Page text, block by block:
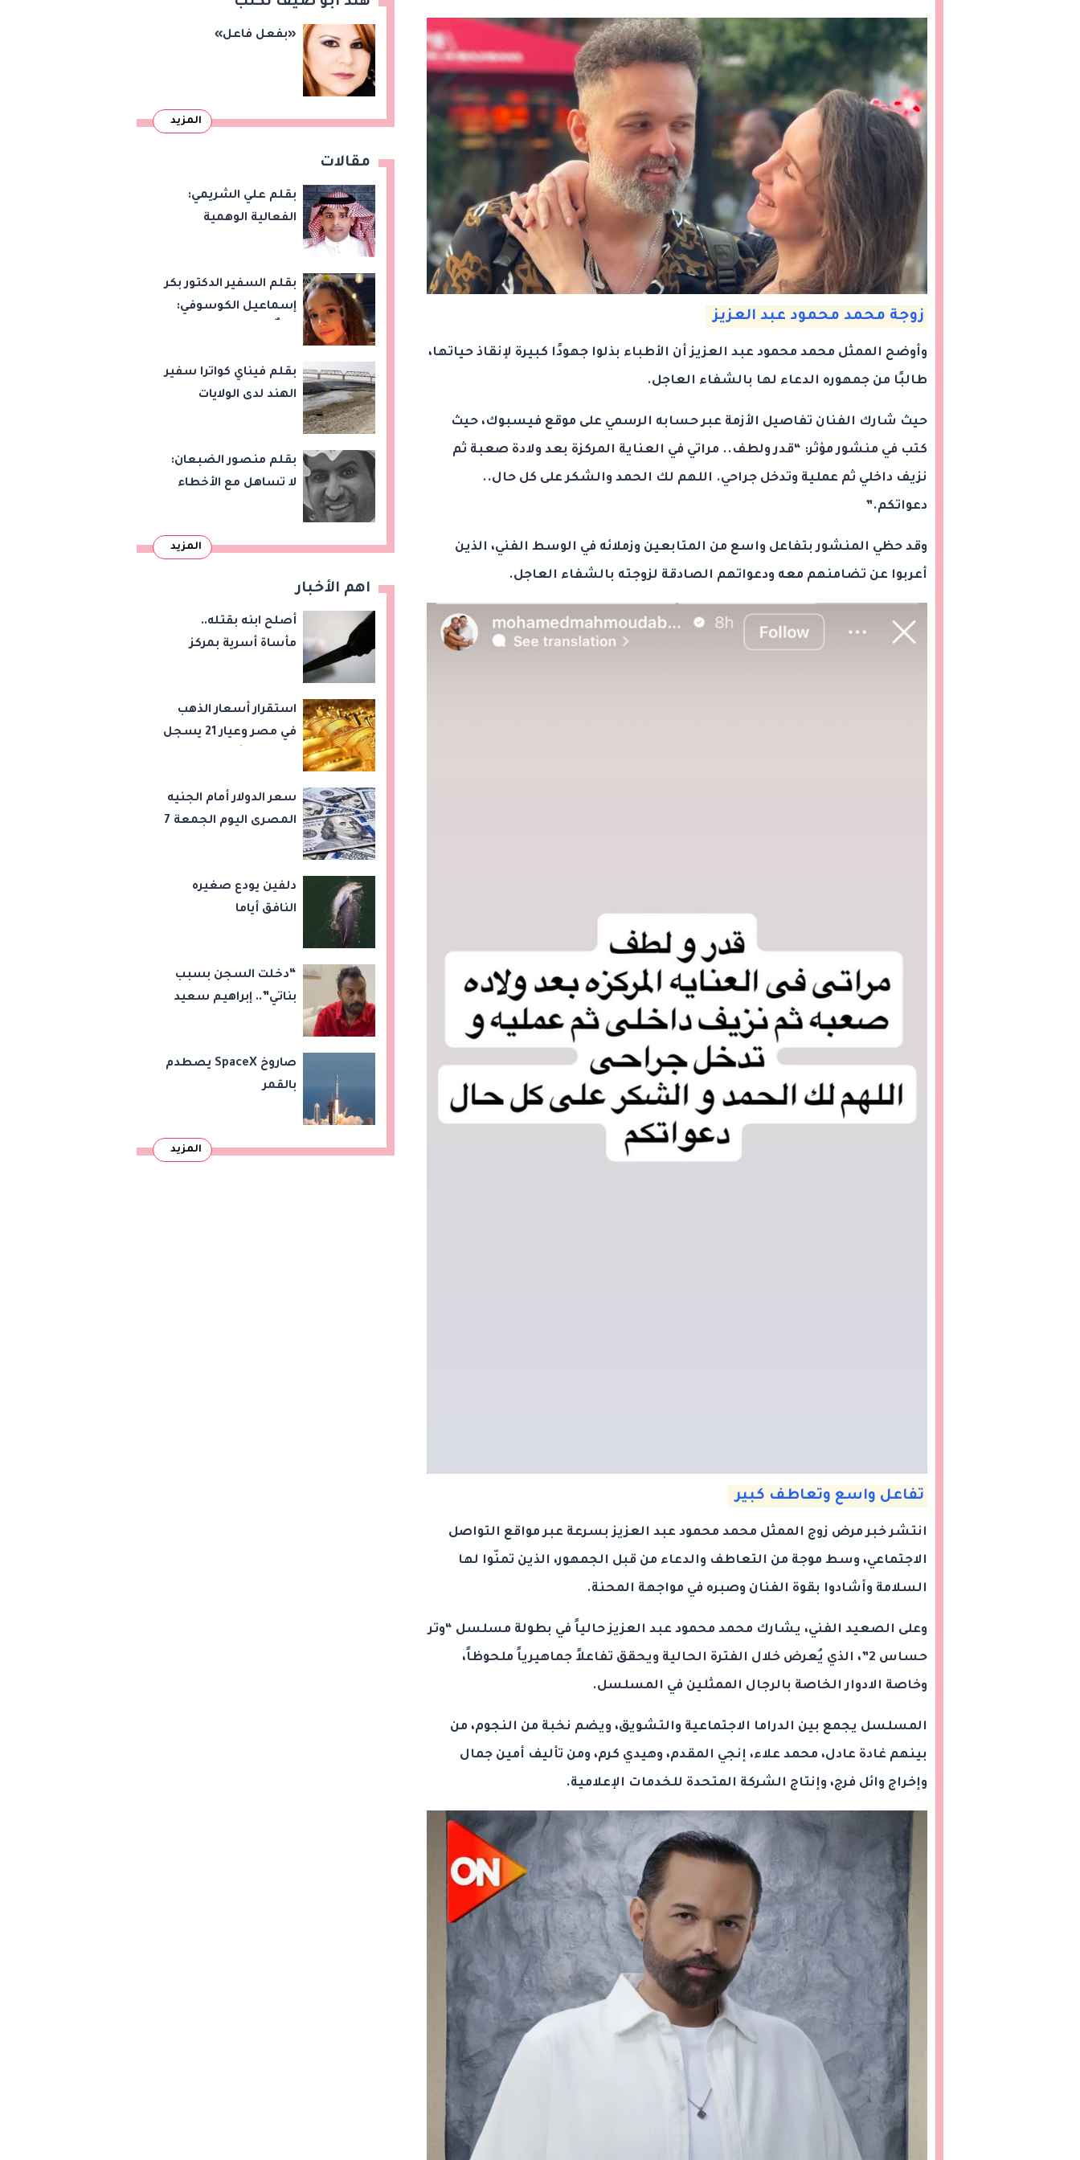
زوجة محمد محمود عبد العزيز
وأوضح الممثل محمد محمود عبد العزيز أن الأطباء بذلوا جهودًا كبيرة لإنقاذ حياتها،
طالبًا من جمهوره الدعاء لها بالشفاء العاجل.
حيث شارك الفنان تفاصيل الأزمة عبر حسابه الرسمي على موقع فيسبوك، حيث
كتب في منشور مؤثر: “قدر ولطف.. مراتي في العناية المركزة بعد ولادة صعبة ثم
نزيف داخلي ثم عملية وتدخل جراحي. اللهم لك الحمد والشكر على كل حال..
دعواتكم.”
وقد حظي المنشور بتفاعل واسع من المتابعين وزملائه في الوسط الفني، الذين
أعربوا عن تضامنهم معه ودعواتهم الصادقة لزوجته بالشفاء العاجل.
تفاعل واسع وتعاطف كبير
انتشر خبر مرض زوج الممثل محمد محمود عبد العزيز بسرعة عبر مواقع التواصل
الاجتماعي، وسط موجة من التعاطف والدعاء من قبل الجمهور، الذين تمنّوا لها
السلامة وأشادوا بقوة الفنان وصبره في مواجهة المحنة.
وعلى الصعيد الفني، يشارك محمد محمود عبد العزيز حالياً في بطولة مسلسل “وتر
حساس 2”، الذي يُعرض خلال الفترة الحالية ويحقق تفاعلاً جماهيرياً ملحوظاً،
وخاصة الادوار الخاصة بالرجال الممثلين في المسلسل.
المسلسل يجمع بين الدراما الاجتماعية والتشويق، ويضم نخبة من النجوم، من
بينهم غادة عادل، محمد علاء، إنجي المقدم، وهيدي كرم، ومن تأليف أمين جمال
وإخراج وائل فرج، وإنتاج الشركة المتحدة للخدمات الإعلامية.
«بفعل فاعل»
المزيد
مقالات
بقلم علي الشريمي:
الفعالية الوهمية
بقلم السفير الدكتور بكر
إسماعيل الكوسوفي:
بقلم فيناي كواترا سفير
الهند لدى الولايات
وقت طويل من تعليق
الهند العمل بها
بقلم منصور الضبعان:
لا تساهل مع الأخطاء
المزيد
اهم الأخبار
أصلح ابنه بقتله..
مأساة أسرية بمركز
استقرار أسعار الذهب
في مصر وعيار 21 يسجل
سعر الدولار أمام الجنيه
المصرى اليوم الجمعة 7
دلفين يودع صغيره
النافق أياما
“دخلت السجن بسبب
بناتي”.. إبراهيم سعيد
لابنتيه
صاروخ SpaceX يصطدم
بالقمر
المزيد